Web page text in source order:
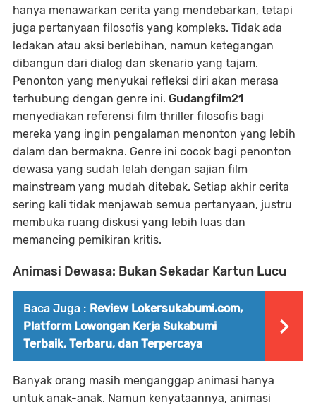
hanya menawarkan cerita yang mendebarkan, tetapi
juga pertanyaan filosofis yang kompleks. Tidak ada
ledakan atau aksi berlebihan, namun ketegangan
dibangun dari dialog dan skenario yang tajam.
Penonton yang menyukai refleksi diri akan merasa
terhubung dengan genre ini. Gudangfilm21
menyediakan referensi film thriller filosofis bagi
mereka yang ingin pengalaman menonton yang lebih
dalam dan bermakna. Genre ini cocok bagi penonton
dewasa yang sudah lelah dengan sajian film
mainstream yang mudah ditebak. Setiap akhir cerita
sering kali tidak menjawab semua pertanyaan, justru
membuka ruang diskusi yang lebih luas dan
memancing pemikiran kritis.
Animasi Dewasa: Bukan Sekadar Kartun Lucu
Baca Juga : Review Lokersukabumi.com,
Platform Lowongan Kerja Sukabumi
Terbaik, Terbaru, dan Terpercaya
Banyak orang masih menganggap animasi hanya
untuk anak-anak. Namun kenyataannya, animasi